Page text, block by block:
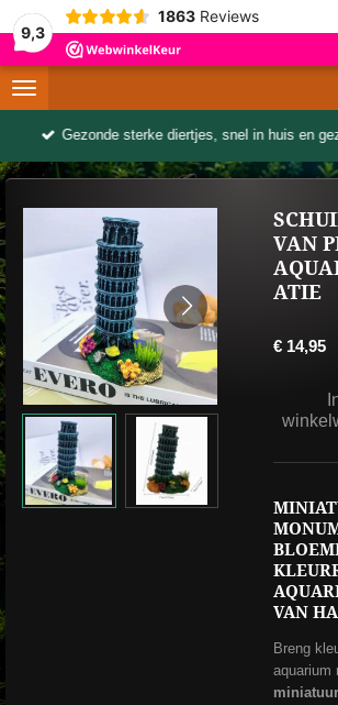
9,3
1863 Reviews
Gezonde sterke diertjes, snel in huis en
VAN
ATIE
€ 14,95
VAN
Breng
aquarium